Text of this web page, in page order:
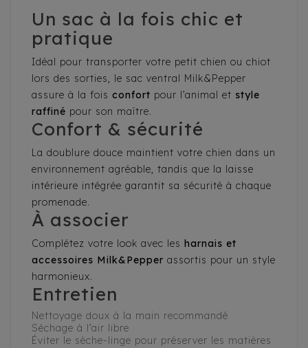
Un sac à la fois chic et
pratique
Idéal pour transporter votre petit chien ou chiot
lors des sorties, le sac ventral Milk&Pepper
assure à la fois confort pour l’animal et style
raffiné pour son maître.
Confort & sécurité
La doublure douce maintient votre chien dans un
environnement agréable, tandis que la laisse
intérieure intégrée garantit sa sécurité à chaque
promenade.
À associer
Complétez votre look avec les harnais et
accessoires Milk&Pepper assortis pour un style
harmonieux.
Entretien
Nettoyage doux à la main recommandé
Séchage à l’air libre
Éviter le sèche-linge pour préserver les matières